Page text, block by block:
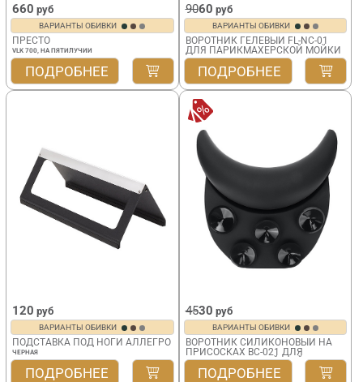
660 руб
ВАРИАНТЫ ОБИВКИ
ПРЕСТО
VLK 700, НА ПЯТИЛУЧИИ
ПОДРОБНЕЕ
9060 руб
ВАРИАНТЫ ОБИВКИ
ВОРОТНИК ГЕЛЕВЫЙ FL-NC-01
ДЛЯ ПАРИКМАХЕРСКОЙ МОЙКИ
ПОДРОБНЕЕ
120 руб
ВАРИАНТЫ ОБИВКИ
ПОДСТАВКА ПОД НОГИ АЛЛЕГРО
ЧЕРНАЯ
ПОДРОБНЕЕ
4530 руб
ВАРИАНТЫ ОБИВКИ
ВОРОТНИК СИЛИКОНОВЫЙ НА
ПРИСОСКАХ BC-021 ДЛЯ
ПАРИКМАХЕРСКОЙ МОЙКИ
ПОДРОБНЕЕ